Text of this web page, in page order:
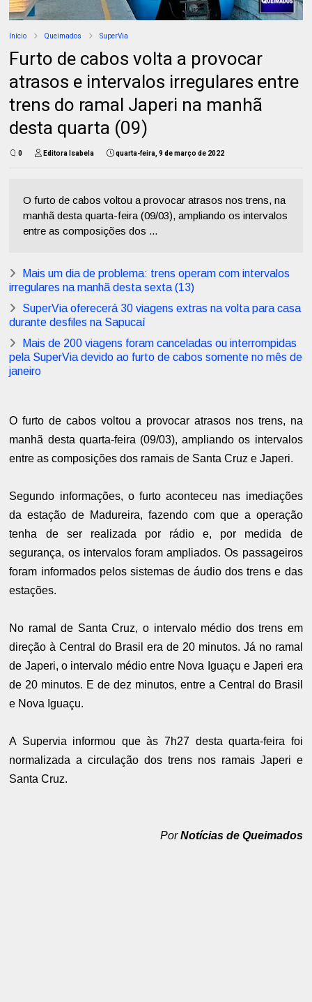
Início Queimados SuperVia
Furto de cabos volta a provocar
atrasos e intervalos irregulares entre
trens do ramal Japeri na manhã
desta quarta (09)
0 Editora Isabela quarta-feira, 9 de março de 2022
O furto de cabos voltou a provocar atrasos nos trens, na
manhã desta quarta-feira (09/03), ampliando os intervalos
entre as composições dos ...
Mais um dia de problema: trens operam com intervalos
irregulares na manhã desta sexta (13)
SuperVia oferecerá 30 viagens extras na volta para casa
durante desfiles na Sapucaí
Mais de 200 viagens foram canceladas ou interrompidas
pela SuperVia devido ao furto de cabos somente no mês de
janeiro
O furto de cabos voltou a provocar atrasos nos trens, na
manhã desta quarta-feira (09/03), ampliando os intervalos
entre as composições dos ramais de Santa Cruz e Japeri.
Segundo informações, o furto aconteceu nas imediações
da estação de Madureira, fazendo com que a operação
tenha de ser realizada por rádio e, por medida de
segurança, os intervalos foram ampliados. Os passageiros
foram informados pelos sistemas de áudio dos trens e das
estações.
No ramal de Santa Cruz, o intervalo médio dos trens em
direção à Central do Brasil era de 20 minutos. Já no ramal
de Japeri, o intervalo médio entre Nova Iguaçu e Japeri era
de 20 minutos. E de dez minutos, entre a Central do Brasil
e Nova Iguaçu.
A Supervia informou que às 7h27 desta quarta-feira foi
normalizada a circulação dos trens nos ramais Japeri e
Santa Cruz.
PorNotícias de Queimados